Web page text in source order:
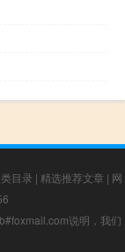
目录 | 精选推荐文章 | 网
说明，我们